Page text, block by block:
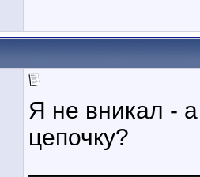
Я не вникал -
цепочку?